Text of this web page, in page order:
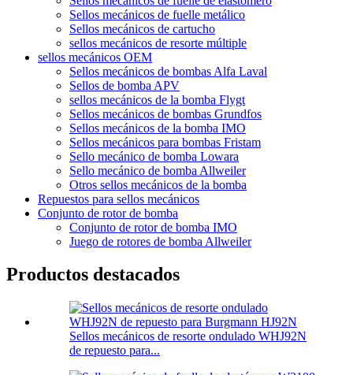
Sellos mecánicos de fuelle metálico
Sellos mecánicos de cartucho
sellos mecánicos de resorte múltiple
sellos mecánicos OEM
Sellos mecánicos de bombas Alfa Laval
Sellos de bomba APV
sellos mecánicos de la bomba Flygt
Sellos mecánicos de bombas Grundfos
Sellos mecánicos de la bomba IMO
Sellos mecánicos para bombas Fristam
Sello mecánico de bomba Lowara
Sello mecánico de bomba Allweiler
Otros sellos mecánicos de la bomba
Repuestos para sellos mecánicos
Conjunto de rotor de bomba
Conjunto de rotor de bomba IMO
Juego de rotores de bomba Allweiler
Productos destacados
Sellos mecánicos de resorte ondulado WHJ92N
de repuesto para...